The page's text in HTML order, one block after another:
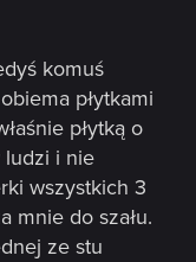
komuś
płytkami
płytką o
ludzi i nie
wszystkich 3
mnie do szału.
ze stu